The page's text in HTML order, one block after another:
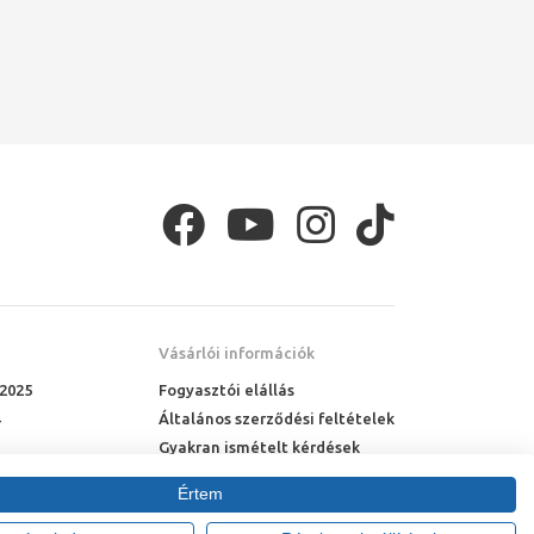
Vásárlói információk
Fogyasztói elállás
Általános szerződési feltételek
Gyakran ismételt kérdések
Online rendelés menete
Fizetési feltételek
Értem